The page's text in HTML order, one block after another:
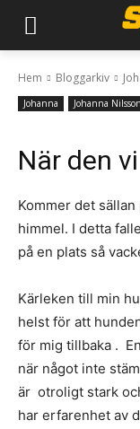
Hem Bloggarkiv
Johanna Johanna Nilsson
När den
Kommer det
himmel. I detta
på en plats så
Kärleken till min
helst för att
för mig tillbaka .
när något inte
är otroligt stark
har erfarenhet av